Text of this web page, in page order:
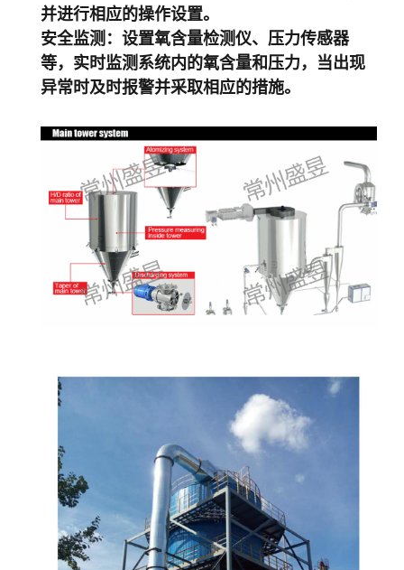
并进行相应的操作设置。
安全监测 ：设置氧含量检测仪、压力传感器
等，实时监测系统内的氧含量和压力，当出现
异常时及时报警并采取相应的措施。